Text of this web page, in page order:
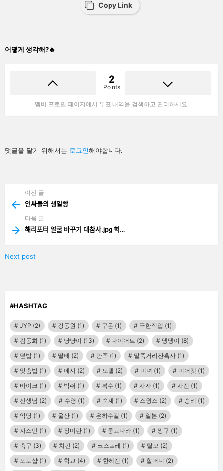
Copy Link
어떻게 생각해?🔥
2
Points
멤버 프로필 페이지에서 투표 내역을 검색하고 관리하세요.
답
글
댓글을 달기 위해서는 로그인해야합니다.
more
이전 글
인싸들의 생일빵
다음 글
해리포터 얼굴 바꾸기 대참사.jpg 헉…
Next post
#HASHTAG
JYP (2) 강동원 (1) 구몬 (1) 극한직업 (1)
김동희 (1) 냥냥이 (13) 다이어트 (2) 댕댕이 (8)
덮밥 (1) 딸배 (2) 만족 (1) 말죽거리잔혹사 (1)
맞춤법 (1) 메시 (2) 모델 (2) 미녀 (1) 미어캣 (1)
바이크 (1) 박쥐 (1) 복수 (1) 사자 (1) 사진 (1)
선생님 (2) 수영 (1) 숙제 (1) 스윙스 (2) 승리 (1)
악당 (1) 울산 (1) 은하수길 (1) 일본 (2)
자스민 (1) 장미란 (1) 중고나라 (1) 짱구 (1)
축구 (3) 치킨 (2) 코스프레 (1) 탈모 (2)
포토샵 (1) 학교 (4) 한혜진 (1) 할머니 (2)